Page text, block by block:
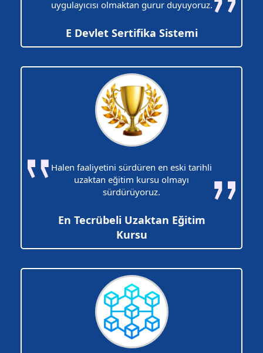
uygulayıcısı olmaktan gurur duyuyoruz.
E Devlet Sertifika Sistemi
Halen faaliyetini sürdüren en eski tarihli
uzaktan eğitim kursu olmayı
sürdürüyoruz.
En Tecrübeli Uzaktan Eğitim
Kursu